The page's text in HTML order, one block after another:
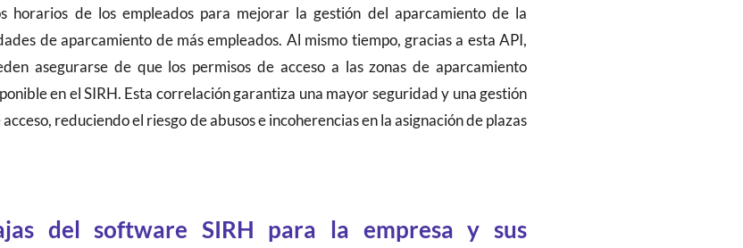
horarios de los empleados para mejorar la gestión del aparcamiento de la
de aparcamiento de más empleados. Al mismo tiempo, gracias a esta API,
asegurarse de que los permisos de acceso a las zonas de aparcamiento
en el SIRH. Esta correlación garantiza una mayor seguridad y una gestión
reduciendo el riesgo de abusos e incoherencias en la asignación de plazas
del software SIRH para la empresa y sus